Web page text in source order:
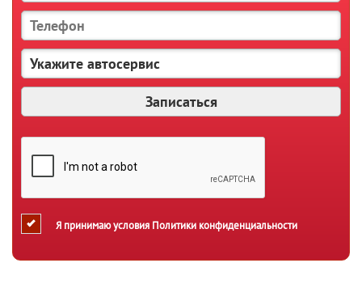
Я принимаю условия Политики конфиденциальности